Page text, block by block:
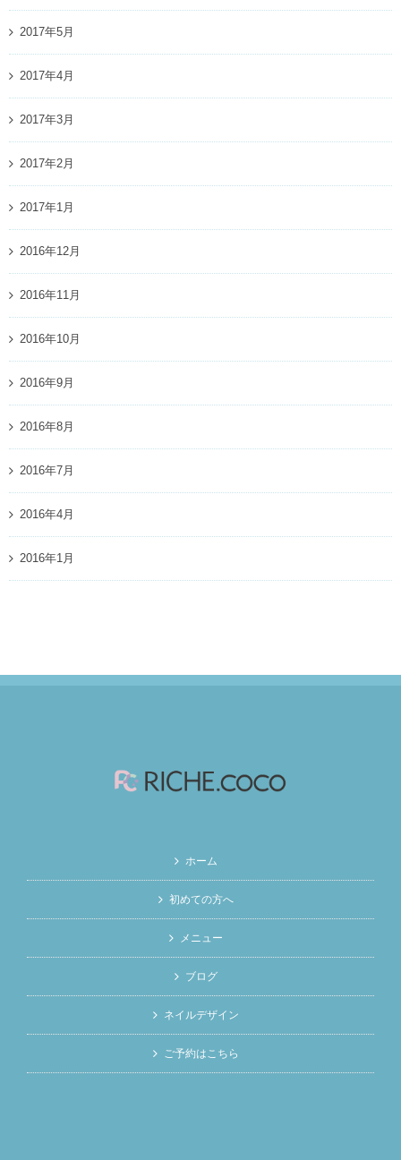
2017年5月
2017年4月
2017年3月
2017年2月
2017年1月
2016年12月
2016年11月
2016年10月
2016年9月
2016年8月
2016年7月
2016年4月
2016年1月
ホーム
初めての方へ
メニュー
ブログ
ネイルデザイン
ご予約はこちら